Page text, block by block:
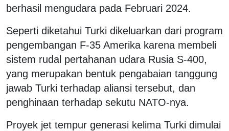
berhasil mengudara pada Februari 2024.
Seperti diketahui Turki dikeluarkan dari program
pengembangan F-35 Amerika karena membeli
sistem rudal pertahanan udara Rusia S-400,
yang merupakan bentuk pengabaian tanggung
jawab Turki terhadap aliansi tersebut, dan
penghinaan terhadap sekutu NATO-nya.
Proyek jet tempur generasi kelima Turki dimulai